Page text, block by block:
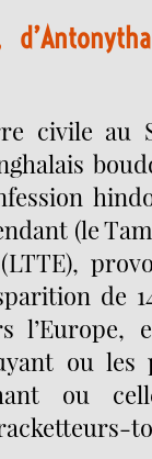
civile au
(le
de
l’Europe,
ou les
ou